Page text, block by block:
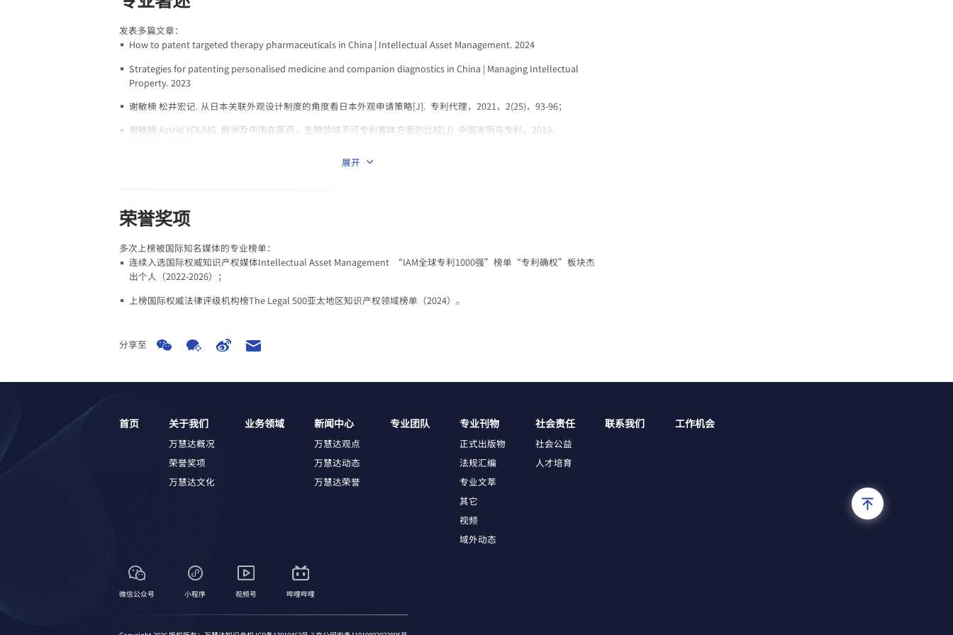
发表多篇文章：
How to patent targeted therapy pharmaceuticals in China | Intellectual Asset Management. 2024
Strategies for patenting personalised medicine and companion diagnostics in China | Managing Intellectual
Property. 2023
谢敏楠 松井宏记. 从日本关联外观设计制度的角度看日本外观申请策略[J]. 专利代理，2021，2(25)，93-96；
谢敏楠 Astrid YOUNG. 欧洲及中国在医药、生物领域不可专利客体方面的比较[J]. 中国发明与专利，2019，
谢敏楠. 香港标准专利注册的优化途径[J]. 中国发明与专利，2017，14（167）：88-90；
谢敏楠. 已公开的技术方案，是否还需要提出向国外申请专利前的保密审查？ 广东知识产权，2018，3（48）：55-
谢敏楠. 国内专利文本递交PCT受理局时，需要修改么？ IPRdaily中文网（IPRdaily.cn）， 2018
展开
荣誉奖项
多次上榜被国际知名媒体的专业榜单：
连续入选国际权威知识产权媒体Intellectual Asset Management “IAM全球专利1000强”榜单“专利确权”板块杰
出个人（2022-2026）；
上榜国际权威法律评级机构榜The Legal 500亚太地区知识产权领域榜单（2024）。
分享至
首页 关于我们
万慧达概况
荣誉奖项
万慧达文化
业务领域 新闻中心
万慧达观点
万慧达动态
万慧达荣誉
专业团队 专业刊物
正式出版物
法规汇编
专业文萃
其它
视频
域外动态
社会责任
社会公益
人才培育
联系我们 工作机会
微信公众号 小程序 视频号 哔哩哔哩